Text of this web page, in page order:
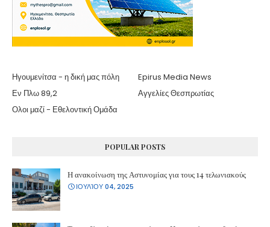
Ηγουμενίτσα - η δική μας πόλη
Epirus Media News
Εν Πλω 89,2
Αγγελίες Θεσπρωτίας
Ολοι μαζί - Εθελοντική Ομάδα
POPULAR POSTS
Η ανακοίνωση της Αστυνομίας για τους 14 τελωνιακούς
ΙΟΥΛΊΟΥ 04, 2025